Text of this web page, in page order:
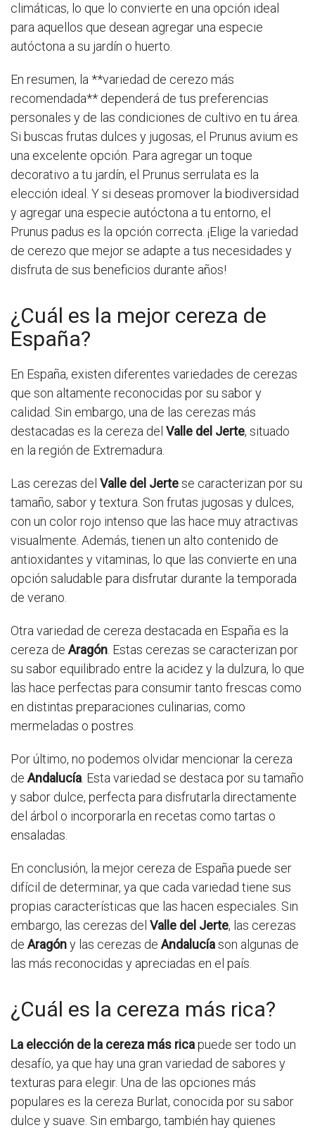
climáticas, lo que lo convierte en una opción ideal
para aquellos que desean agregar una especie
autóctona a su jardín o huerto.
En resumen, la **variedad de cerezo más
recomendada** dependerá de tus preferencias
personales y de las condiciones de cultivo en tu área.
Si buscas frutas dulces y jugosas, el Prunus avium es
una excelente opción. Para agregar un toque
decorativo a tu jardín, el Prunus serrulata es la
elección ideal. Y si deseas promover la biodiversidad
y agregar una especie autóctona a tu entorno, el
Prunus padus es la opción correcta. ¡Elige la variedad
de cerezo que mejor se adapte a tus necesidades y
disfruta de sus beneficios durante años!
¿Cuál es la mejor cereza de
España?
En España, existen diferentes variedades de cerezas
que son altamente reconocidas por su sabor y
calidad. Sin embargo, una de las cerezas más
destacadas es la cereza del Valle del Jerte, situado
en la región de Extremadura.
Las cerezas del Valle del Jertese caracterizan por su
tamaño, sabor y textura. Son frutas jugosas y dulces,
con un color rojo intenso que las hace muy atractivas
visualmente. Además, tienen un alto contenido de
antioxidantes y vitaminas, lo que las convierte en una
opción saludable para disfrutar durante la temporada
de verano.
Otra variedad de cereza destacada en España es la
cereza de Aragón. Estas cerezas se caracterizan por
su sabor equilibrado entre la acidez y la dulzura, lo que
las hace perfectas para consumir tanto frescas como
en distintas preparaciones culinarias, como
mermeladas o postres.
Por último, no podemos olvidar mencionar la cereza
de Andalucía. Esta variedad se destaca por su tamaño
y sabor dulce, perfecta para disfrutarla directamente
del árbol o incorporarla en recetas como tartas o
ensaladas.
En conclusión, la mejor cereza de España puede ser
difícil de determinar, ya que cada variedad tiene sus
propias características que las hacen especiales. Sin
embargo, las cerezas del Valle del Jerte, las cerezas
de Aragóny las cerezas de Andalucíason algunas de
las más reconocidas y apreciadas en el país.
¿Cuál es la cereza más rica?
La elección de la cereza más ricapuede ser todo un
desafío, ya que hay una gran variedad de sabores y
texturas para elegir. Una de las opciones más
populares es la cereza Burlat, conocida por su sabor
dulce y suave. Sin embargo, también hay quienes